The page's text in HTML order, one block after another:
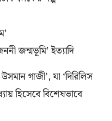
জন্মভূমি’ ইত্যাদি
গাজী’, যা ‘দিরিলিস
হিসেবে বিশেষভাবে